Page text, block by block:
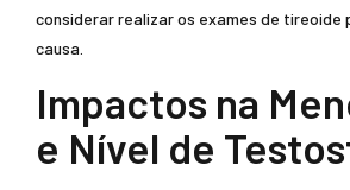
considerar realizar os exames de tireoide
causa.
Impactos na
e Nível de